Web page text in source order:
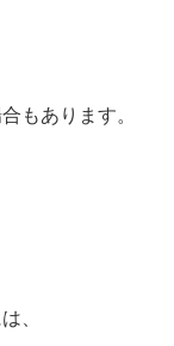
もあります。
、